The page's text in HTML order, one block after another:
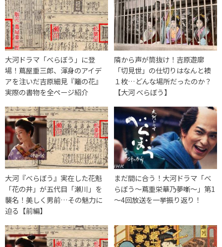
大河ドラマ「べらぼう」に登
場！蔦屋重三郎、渾身のアイデ
アを注いだ吉原細見『籬の花』
実際の書物を全ページ紹介
隣から声が筒抜け！吉原遊廓
「切見世」の仕切りはなんと襖
１枚…どんな場所だったのか？
【大河 べらぼう】
大河『べらぼう』実在した花魁
「花の井」が五代目「瀬川」を
襲名！美しく男前…その魅力に
迫る【前編】
まだ間に合う！大河ドラマ「べ
らぼう～蔦重栄華乃夢噺～」第1
～4回放送を一挙振り返り！